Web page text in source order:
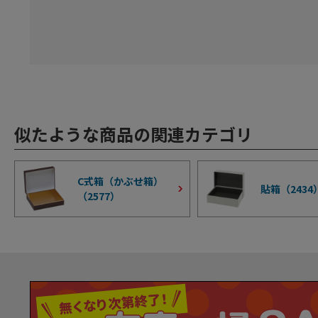
似たような商品の関連カテゴリ
C式箱（かぶせ箱）
（2577）
貼箱（2434